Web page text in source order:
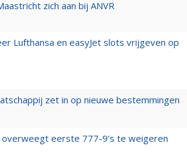
zich aan bij ANVR
Lufthansa en easyJet slots vrijgeven op
zet in op nieuwe bestemmingen
eerste 777-9’s te weigeren